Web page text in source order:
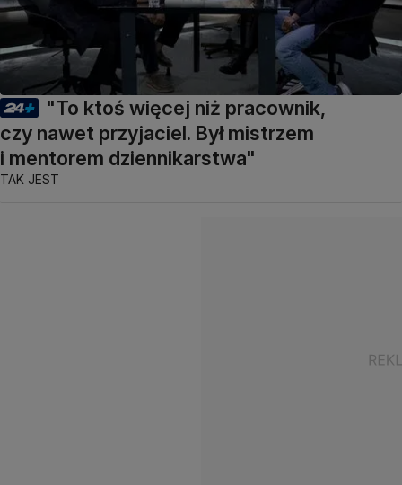
"To ktoś więcej niż pracownik,
czy nawet przyjaciel. Był mistrzem
i mentorem dziennikarstwa"
TAK JEST